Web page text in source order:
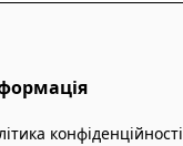
конфіденційності